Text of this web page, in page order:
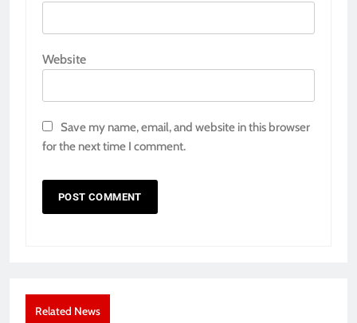
Website
Save my name, email, and website in this browser
for the next time I comment.
Related News